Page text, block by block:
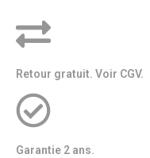
Retour gratuit. Voir CGV.
Garantie 2 ans.